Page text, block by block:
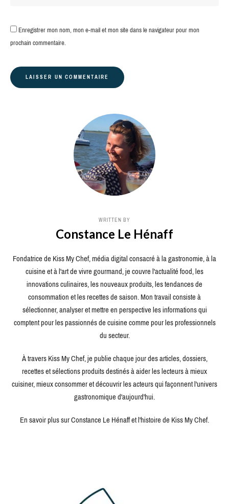
Enregistrer mon nom, mon e-mail et mon site dans le navigateur pour mon
prochain commentaire.
WRITTEN BY
Constance Le Hénaff
Fondatrice de Kiss My Chef, média digital consacré à la gastronomie, à la
cuisine et à l'art de vivre gourmand, je couvre l'actualité food, les
innovations culinaires, les nouveaux produits, les tendances de
consommation et les recettes de saison. Mon travail consiste à
sélectionner, analyser et mettre en perspective les informations qui
comptent pour les passionnés de cuisine comme pour les professionnels
du secteur.
À travers Kiss My Chef, je publie chaque jour des articles, dossiers,
recettes et sélections produits destinés à aider les lecteurs à mieux
cuisiner, mieux consommer et découvrir les acteurs qui façonnent l'univers
gastronomique d'aujourd'hui.
En savoir plus sur Constance Le Hénaff et l'histoire de Kiss My Chef.